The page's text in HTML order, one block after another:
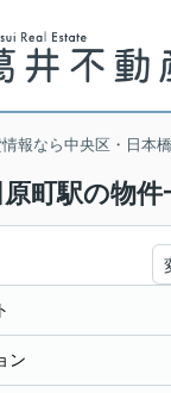
報なら中央区・日本
町駅の物件
ン